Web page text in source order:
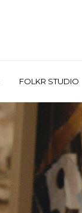
FOLKR STUDIO